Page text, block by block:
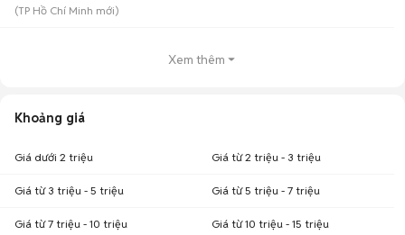
(TP Hồ Chí Minh mới)
Xem thêm
Khoảng giá
Giá dưới 2 triệu Giá từ 2 triệu - 3 triệu
Giá từ 3 triệu - 5 triệu Giá từ 5 triệu - 7 triệu
Giá từ 7 triệu - 10 triệu Giá từ 10 triệu - 15 triệu